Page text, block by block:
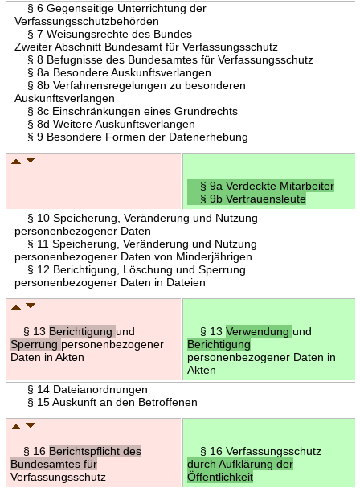
§ 6 Gegenseitige Unterrichtung der
Verfassungsschutzbehörden
§ 7 Weisungsrechte des Bundes
Zweiter Abschnitt Bundesamt für Verfassungsschutz
§ 8 Befugnisse des Bundesamtes für Verfassungsschutz
§ 8a Besondere Auskunftsverlangen
§ 8b Verfahrensregelungen zu besonderen
Auskunftsverlangen
§ 8c Einschränkungen eines Grundrechts
§ 8d Weitere Auskunftsverlangen
§ 9 Besondere Formen der Datenerhebung
§ 9a Verdeckte Mitarbeiter
§ 9b Vertrauensleute
§ 10 Speicherung, Veränderung und Nutzung
personenbezogener Daten
§ 11 Speicherung, Veränderung und Nutzung
personenbezogener Daten von Minderjährigen
§ 12 Berichtigung, Löschung und Sperrung
personenbezogener Daten in Dateien
§ 13 Berichtigung und
Sperrung personenbezogener
Daten in Akten
§ 13 Verwendung und
Berichtigung
personenbezogener Daten in
Akten
§ 14 Dateianordnungen
§ 15 Auskunft an den Betroffenen
§ 16 Berichtspflicht des
Bundesamtes für
Verfassungsschutz
§ 16 Verfassungsschutz
durch Aufklärung der
Öffentlichkeit